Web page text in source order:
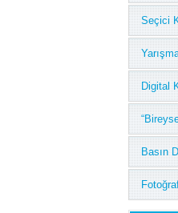
Seçici
Digital
Basın